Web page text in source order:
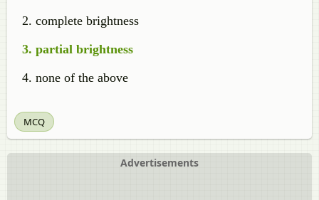
complete brightness
partial brightness
none of the above
MCQ
Advertisements